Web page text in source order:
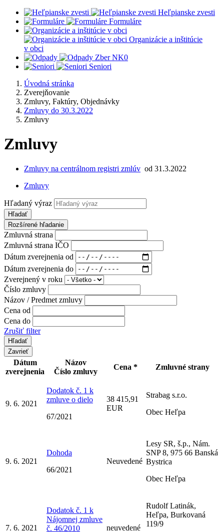
Heľpianske zvesti
Formuláre
Organizácie a inštitúcie
v obci
Zber NK0
Seniori
Úvodná stránka
Zverejňovanie
Zmluvy, Faktúry, Objednávky
Zmluvy do 30.3.2022
Zmluvy
Zmluvy
Zmluvy na centrálnom registri zmlúv od 31.3.2022
Zmluvy
Hľadaný výraz
Hľadať
Rozšírené hľadanie
Zmluvná strana
Zmluvná strana IČO
Dátum zverejnenia od
Dátum zverejnenia do
Zverejnený v roku
Číslo zmluvy
Názov / Predmet zmluvy
Cena od
Cena do
Zrušiť filter
Zavrieť
Dátum
zverejnenia
Názov
Číslo zmluvy
Cena * Zmluvné strany
9. 6. 2021
Dodatok č. 1 k
zmluve o dielo
67/2021
38 415,91
EUR
Strabag s.r.o.
Obec Heľpa
9. 6. 2021
Dohoda
66/2021
Neuvedené
Lesy SR, š.p., Nám.
SNP 8, 975 66 Banská
Bystrica
Obec Heľpa
7. 6. 2021
Dodatok č. 1 k
Nájomnej zmluve
č. 46/2010
neuvedené
Rudolf Latinák,
Heľpa, Burkovaná
119/9